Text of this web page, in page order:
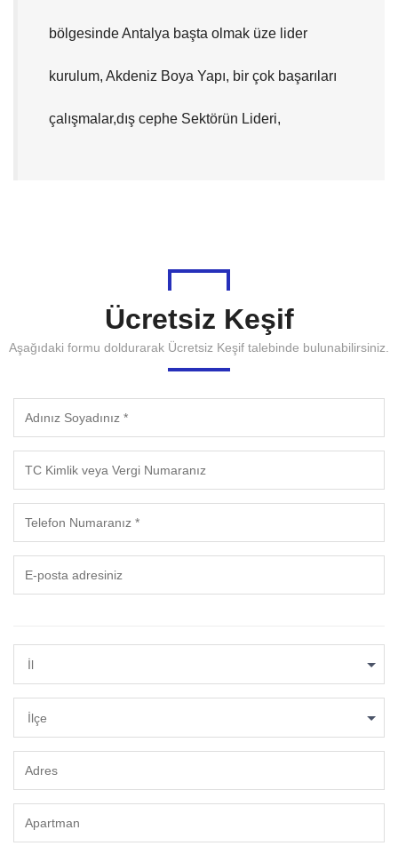
bölgesinde Antalya başta olmak üze lider
kurulum, Akdeniz Boya Yapı, bir çok başarıları
çalışmalar,dış cephe Sektörün Lideri,
Ücretsiz Keşif
Aşağıdaki formu doldurarak Ücretsiz Keşif talebinde bulunabilirsiniz.
İl
İlçe